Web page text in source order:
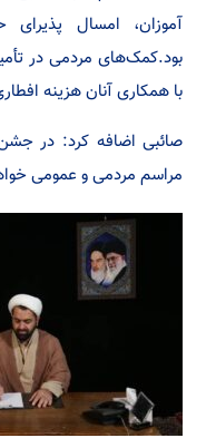
آموزان، امسال
بود.کمک‌های مردمی در
با همکاری آنان هزینه
صائبی اضافه کرد: در
مراسم مردمی و عمومی